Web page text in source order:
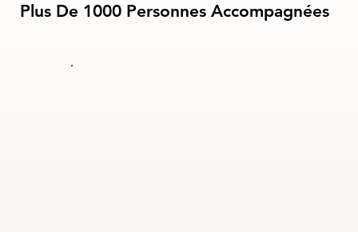
Plus De 1000 Personnes Accompagnées
Plus De 1000 Personnes Accompagnées